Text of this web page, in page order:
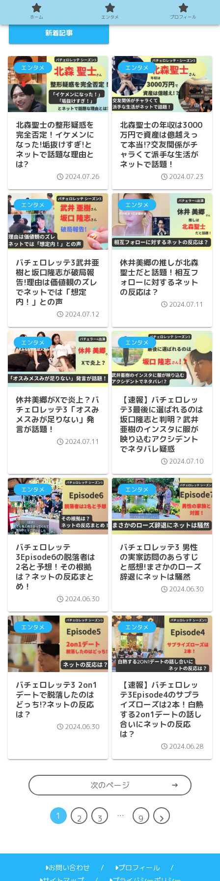
新着記事
エンタメ
北森聖士の整形疑惑を
完全否定！イケメンに
なった!垢抜けすぎ!と
ネットで話題な理由と
は?
2024.07.26
エンタメ
北森聖士の年収は3000
万円で資産は億越えっ
て本当!?交友関係がチ
ャラくて派手な生活が
ネットで話題！
2024.07.23
エンタメ
バチェロレッテ3武井亜
樹と坂口隆志が破局報
告!理由は価値観のズレ
でネットでは「想定
内！」との声
2024.07.12
エンタメ
休井美郷の推しが北森
聖士だと話題！相互フ
ォローに対するネット
の反応は？
2024.07.11
エンタメ
休井美郷がXで炎上？バ
チェロレッテ3「オスみ
メスみが足りない」発
言が話題！
2024.07.11
エンタメ
【速報】バチェロレッ
テ3最後に選ばれるのは
坂口隆志と判明？武井
亜樹のインスタに服が
映り込むアクシデント
でネタバレ疑惑
2024.07.10
エンタメ
バチェロレッテ
3Episode6の脱落者は
2名と予想！その根拠
は？ネットの反応まと
め！
2024.06.30
エンタメ
バチェロレッテ3 男性
の実家訪問のあらすじ
と感想!まさかのローズ
辞退にネットは騒然
2024.06.30
エンタメ
バチェロレッテ3 2on1
デートで脱落したのは
どっち!?ネットの反応
は？
2024.06.30
エンタメ
【速報】バチェロレッ
テ3Episode4のサプラ
イズローズは2本！白熱
する2on1デートの話し
合いにネットの反応
は？
2024.06.28
次のページ
1 2 3 … 9
次
お問い合わせ
プロフィール
ホーム エンタメ プロフィール